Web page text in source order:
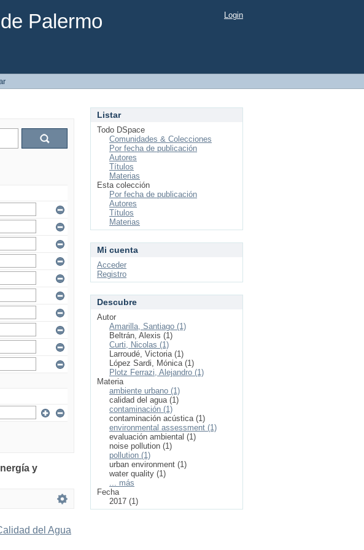
Palermo Login
y
del Agua
Listar
Todo DSpace
Comunidades & Colecciones
Por fecha de publicación
Autores
Títulos
Materias
Esta colección
Por fecha de publicación
Autores
Títulos
Materias
Mi cuenta
Acceder
Registro
Descubre
Autor
Amarilla, Santiago (1)
Beltrán, Alexis (1)
Curti, Nicolas (1)
Larroudé, Victoria (1)
López Sardi, Mónica (1)
Plotz Ferrazi, Alejandro (1)
Materia
ambiente urbano (1)
calidad del agua (1)
contaminación (1)
contaminación acústica (1)
environmental assessment (1)
evaluación ambiental (1)
noise pollution (1)
pollution (1)
urban environment (1)
water quality (1)
... más
Fecha
2017 (1)